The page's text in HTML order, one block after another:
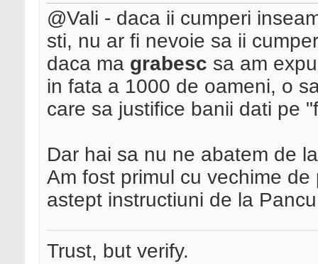
@Vali - daca ii cumperi
sti, nu ar fi nevoie sa ii
daca ma grabesc sa am
in fata a 1000 de oameni, o
care sa justifice banii dati pe
Dar hai sa nu ne abatem de
Am fost primul cu vechime
astept instructiuni de la
Trust, but verify.